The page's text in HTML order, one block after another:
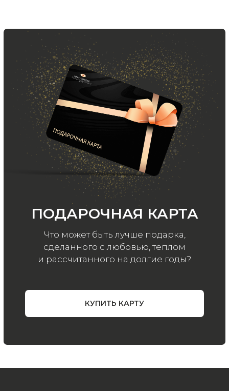
ООО «МИР КАШЕМИРА» © 2023
Все права защищены.
конфиденциальности